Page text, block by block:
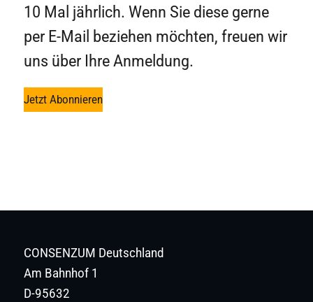
10 Mal jährlich. Wenn Sie diese gerne
per E-Mail beziehen möchten, freuen wir
uns über Ihre Anmeldung.
Jetzt Abonnieren
CONSENZUM Deutschland
Am Bahnhof 1
D-95632